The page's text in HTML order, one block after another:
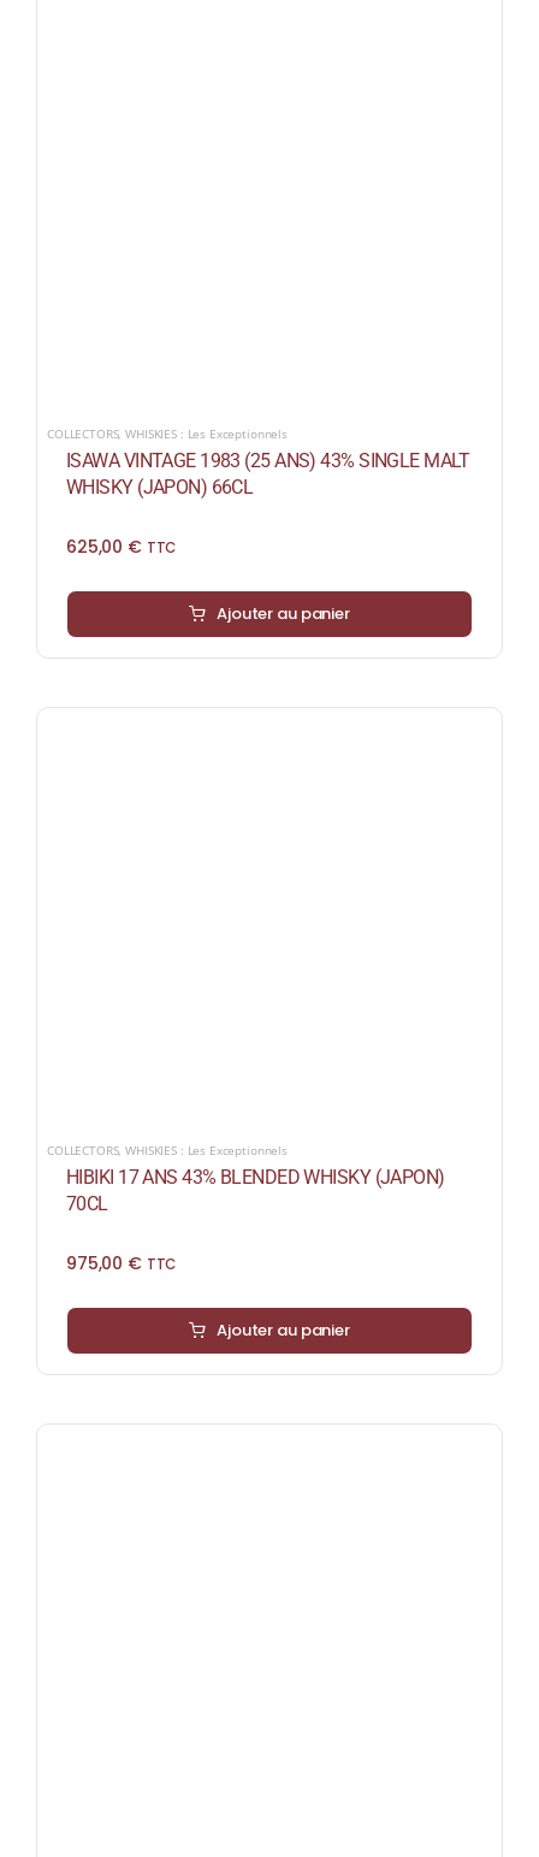
COLLECTORS,WHISKIES : Les Exceptionnels
ISAWA VINTAGE 1983 (25 ANS) 43% SINGLE MALT
WHISKY (JAPON) 66CL
625,00 € TTC
Ajouter au panier
COLLECTORS,WHISKIES : Les Exceptionnels
HIBIKI 17 ANS 43% BLENDED WHISKY (JAPON)
70CL
975,00 € TTC
Ajouter au panier